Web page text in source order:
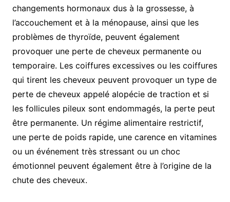
changements hormonaux dus à la grossesse, à
l’accouchement et à la ménopause, ainsi que les
problèmes de thyroïde, peuvent également
provoquer une perte de cheveux permanente ou
temporaire. Les coiffures excessives ou les coiffures
qui tirent les cheveux peuvent provoquer un type de
perte de cheveux appelé alopécie de traction et si
les follicules pileux sont endommagés, la perte peut
être permanente. Un régime alimentaire restrictif,
une perte de poids rapide, une carence en vitamines
ou un événement très stressant ou un choc
émotionnel peuvent également être à l’origine de la
chute des cheveux.